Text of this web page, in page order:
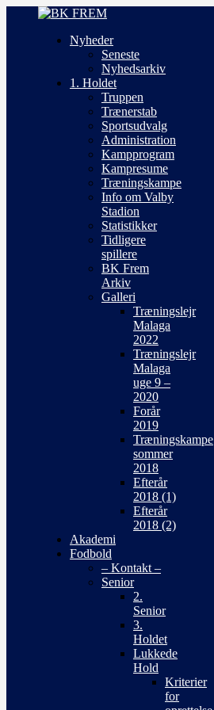
Nyheder
Seneste
Nyhedsarkiv
1. Holdet
Truppen
Trænerstab
Sportsudvalg
Administration
Kampprogram
Kampresume
Træningskampe
Info om Valby
Stadion
Statistikker
Tidligere
spillere
BK Frem
Arkiv
Galleri
Træningslejr
Malaga
2022
Træningslejr
Malaga
uge 9 –
2020
Forår
2019
Træningskampe
sommer
2018
Efterår
2018 (1)
Efterår
2018 (2)
Akademi
Fodbold
– Kontakt –
Senior
2.
Senior
3.
Holdet
Lukkede
Hold
Kriterier
for